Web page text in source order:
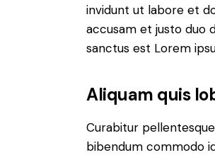
invidunt ut labore et
accusam et justo duo
sanctus est Lorem
Aliquam quis
Curabitur
bibendum commodo